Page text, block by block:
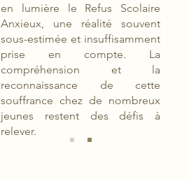
en lumière le Refus Scolaire
Anxieux, une réalité souvent
sous-estimée et insuffisamment
prise en compte. La
compréhension et la
reconnaissance de cette
souffrance chez de nombreux
jeunes restent des défis à
relever.